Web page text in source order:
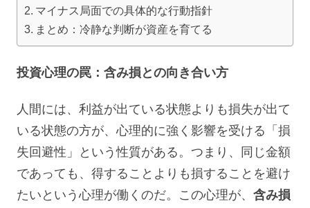
マイナス局面での具体的な行動指針
まとめ：冷静な判断が資産を育てる
投資心理の罠：含み損との向き合い方
人間には、利益が出ている状態よりも損失が出て
いる状態の方が、心理的に強く影響を受ける「損
失回避性」という性質がある。つまり、同じ金額
であっても、得することよりも損することを避け
たいという心理が働くのだ。この心理が、 含み損